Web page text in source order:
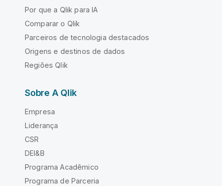
Por que a Qlik para IA
Comparar o Qlik
Parceiros de tecnologia destacados
Origens e destinos de dados
Regiões Qlik
Sobre A Qlik
Empresa
Liderança
CSR
DEI&B
Programa Acadêmico
Programa de Parceria